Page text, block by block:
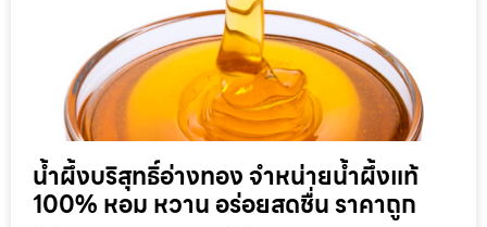
น้ำผึ้งบริสุทธิ์อ่างทอง จำหน่ายน้ำผึ้งแท้
100% หอม หวาน อร่อยสดชื่น ราคาถูก